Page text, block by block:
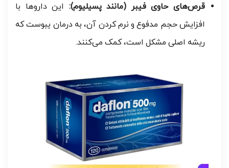
قرص‌های حاوی فیبر (مانند پسیلیوم): این داروها با
افزایش حجم مدفوع و نرم کردن آن، به درمان یبوست که
ریشه اصلی مشکل است، کمک می‌کنند.